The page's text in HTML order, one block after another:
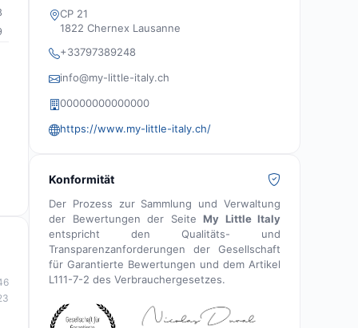
CP 21
1822 Chernex Lausanne
+33797389248
info@my-little-italy.ch
00000000000000
https://www.my-little-italy.ch/
Konformität
Der Prozess zur Sammlung und Verwaltung
der Bewertungen der Seite My Little Italy
entspricht den Qualitäts- und
Transparenzanforderungen der Gesellschaft
für Garantierte Bewertungen und dem Artikel
L111-7-2 des Verbrauchergesetzes.